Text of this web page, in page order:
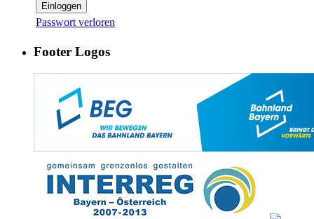
Einloggen
Passwort verloren
Footer Logos